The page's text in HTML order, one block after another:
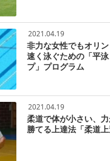
2021.04.19
非力な女性でもオリ
速く泳ぐための「平
プ」プログラム
2021.04.19
柔道で体が小さい、
勝てる上達法「柔道上